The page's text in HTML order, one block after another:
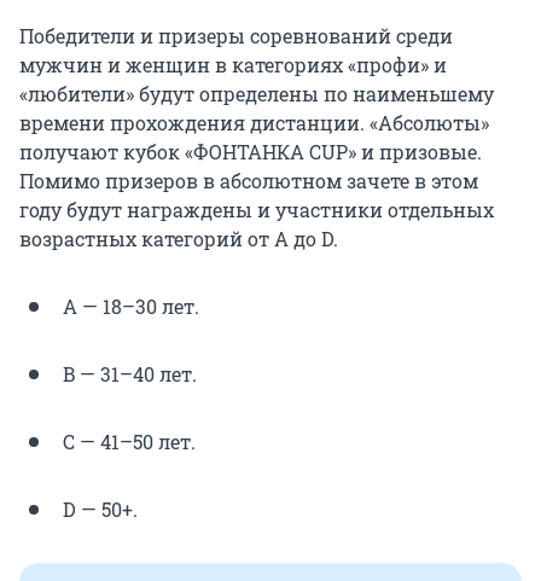
Победители и призеры соревнований среди
мужчин и женщин в категориях«профи» и
«любители» будут определены по наименьшему
времени прохождения дистанции. «Абсолюты»
получают кубок «ФОНТАНКА CUP» и призовые.
Помимо призеров в абсолютном зачете в этом
году будут награждены и участники отдельных
возрастных категорий от А до D.
A — 18–30 лет.
B — 31–40 лет.
C — 41–50 лет.
D — 50+.